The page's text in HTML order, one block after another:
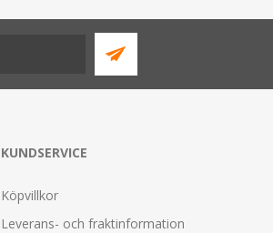
KUNDSERVICE
Köpvillkor
Leverans- och fraktinformation